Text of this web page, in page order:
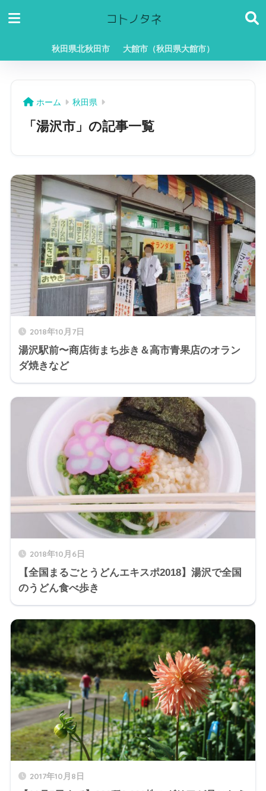
秋田県北秋田市 大館市（秋田県大館市）
ホーム 秋田県
「湯沢市」の記事一覧
2018年10月7日
湯沢駅前〜商店街まち歩き＆高市青果店のオラン
ダ焼きなど
2018年10月6日
【全国まるごとうどんエキスポ2018】湯沢で全国
のうどん食べ歩き
2017年10月8日